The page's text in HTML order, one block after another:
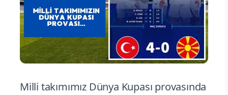
Milli takımımız Dünya Kupası provasında